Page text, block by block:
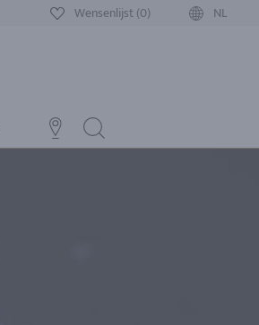
Wensenlijst (0) NL